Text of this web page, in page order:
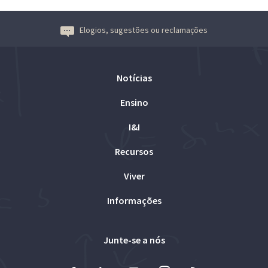
Elogios, sugestões ou reclamações
Notícias
Ensino
I&I
Recursos
Viver
Informações
Junte-se a nós